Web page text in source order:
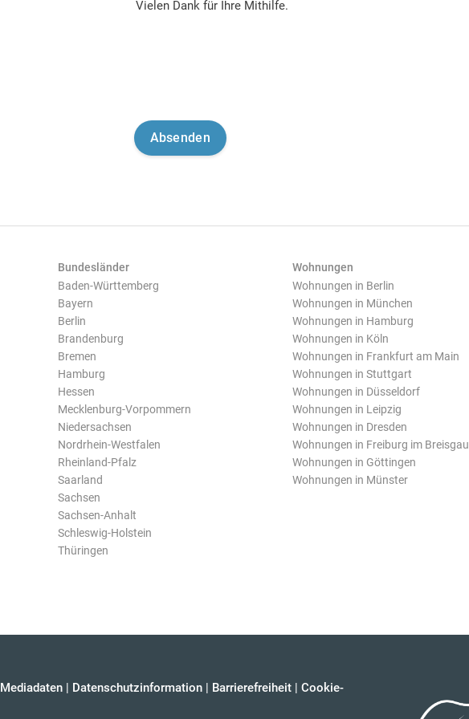
Vielen Dank für Ihre Mithilfe.
Bundesländer
Baden-Württemberg
Bayern
Berlin
Brandenburg
Bremen
Hamburg
Hessen
Mecklenburg-Vorpommern
Niedersachsen
Nordrhein-Westfalen
Rheinland-Pfalz
Saarland
Sachsen
Sachsen-Anhalt
Schleswig-Holstein
Thüringen
Wohnungen
Wohnungen in Berlin
Wohnungen in München
Wohnungen in Hamburg
Wohnungen in Köln
Wohnungen in Frankfurt am Main
Wohnungen in Stuttgart
Wohnungen in Düsseldorf
Wohnungen in Leipzig
Wohnungen in Dresden
Wohnungen in Freiburg im Breisgau
Wohnungen in Göttingen
Wohnungen in Münster
Mediadaten | Datenschutzinformation | Barrierefreiheit | Cookie-